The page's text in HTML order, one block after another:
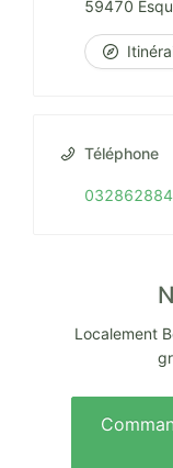
59470
Téléphone
Localement